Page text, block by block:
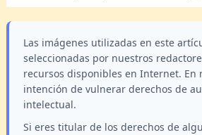
Las imágenes utilizadas en este
seleccionadas por nuestros
recursos disponibles en Internet. En
intención de vulnerar derechos de
intelectual.
Si eres titular de los derechos de